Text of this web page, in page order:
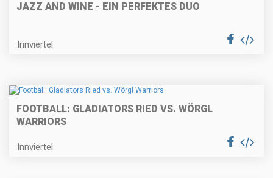
JAZZ AND WINE - EIN PERFEKTES DUO
Innviertel
FOOTBALL: GLADIATORS RIED VS. WÖRGL
WARRIORS
Innviertel